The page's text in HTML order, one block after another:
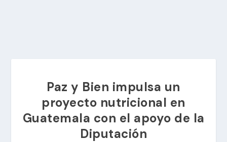
Paz y Bien impulsa un
proyecto nutricional en
Guatemala con el apoyo de la
Diputación